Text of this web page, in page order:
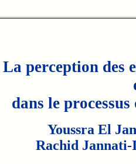
La perception des
dans le
Youssra El
Rachid